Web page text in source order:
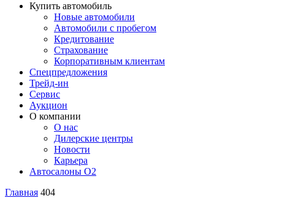
Купить автомобиль
Новые автомобили
Автомобили с пробегом
Кредитование
Страхование
Корпоративным клиентам
Спецпредложения
Трейд-ин
Сервис
Аукцион
О компании
О нас
Дилерские центры
Новости
Карьера
Автосалоны O2
Главная 404